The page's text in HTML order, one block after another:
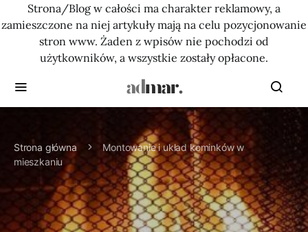
Strona/Blog w całości ma charakter reklamowy, a
zamieszczone na niej artykuły mają na celu pozycjonowanie
stron www. Żaden z wpisów nie pochodzi od
użytkowników, a wszystkie zostały opłacone.
Strona główna
Montowanie i układ kominków w
mieszkaniu